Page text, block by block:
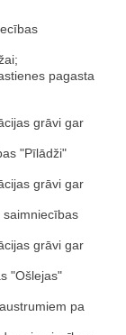
pagasta
grāvi gar
"Pīlādži"
grāvi gar
grāvi gar
"Ošlejas"
pa